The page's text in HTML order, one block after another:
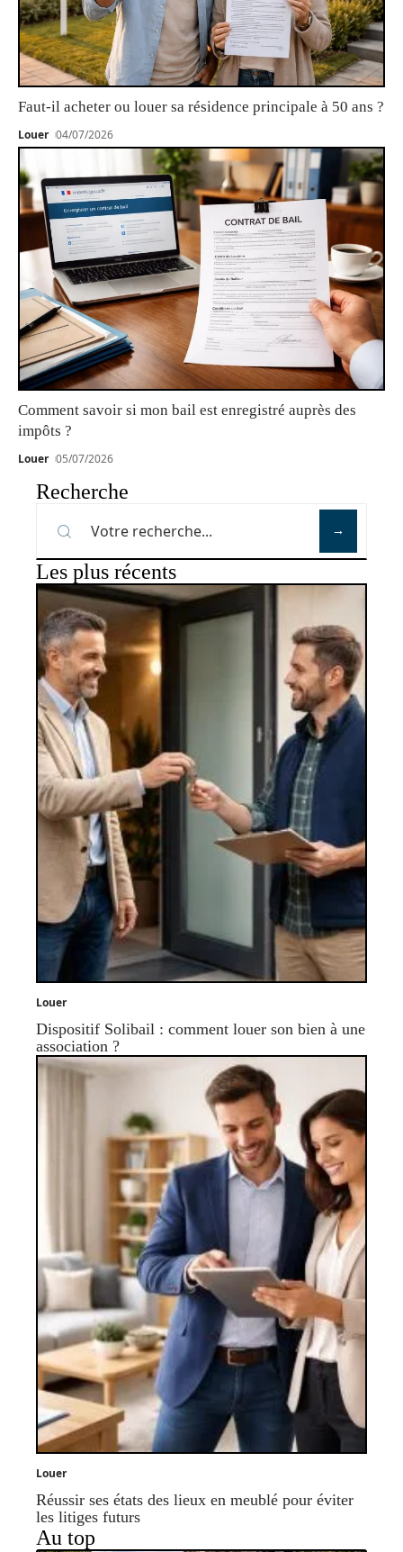
Faut-il acheter ou louer sa résidence principale à 50 ans ?
Louer 04/07/2026
Comment savoir si mon bail est enregistré auprès des
impôts ?
Louer 05/07/2026
Recherche
Les plus récents
Louer
Dispositif Solibail : comment louer son bien à une
association ?
Louer
Réussir ses états des lieux en meublé pour éviter
les litiges futurs
Au top